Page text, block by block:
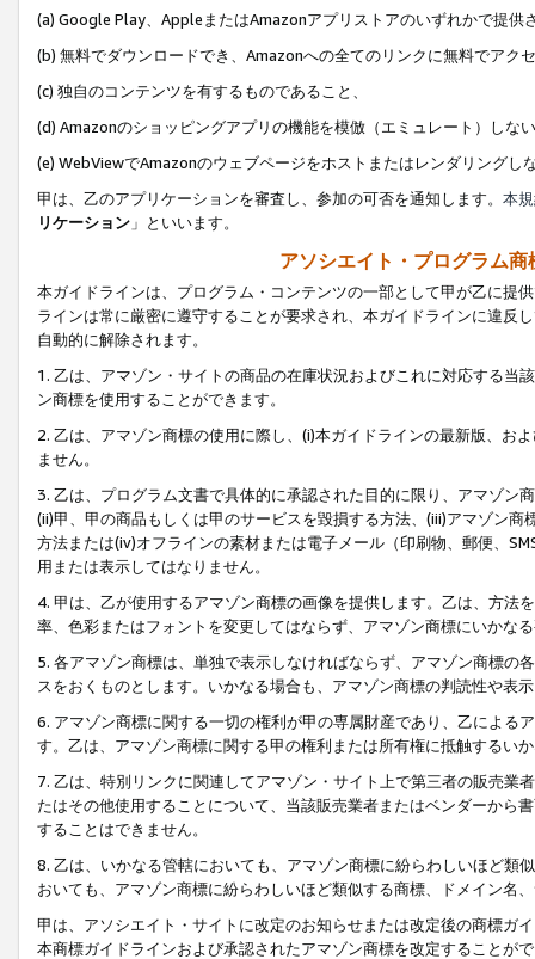
(a) Google Play、AppleまたはAmazonアプリストアのいずれかで提供
(b) 無料でダウンロードでき、Amazonへの全てのリンクに無料でアク
(c) 独自のコンテンツを有するものであること、
(d) Amazonのショッピングアプリの機能を模倣（エミュレート）しな
(e) WebViewでAmazonのウェブページをホストまたはレンダリングし
甲は、乙のアプリケーションを審査し、参加の可否を通知します。 本
リケーション 」といいます。
アソシエイト・プログラム
本ガイドラインは、プログラム・コンテンツの一部として甲が乙に提
ラインは常に厳密に遵守することが要求され、本ガイドラインに違反
自動的に解除されます。
1. 乙は、アマゾン・サイトの商品の在庫状況およびこれに対応する
ン商標を使用することができます。
2. 乙は、アマゾン商標の使用に際し、(i)本ガイドラインの最新版、お
ません。
3. 乙は、プログラム文書で具体的に承認された目的に限り、アマゾン
(ii)甲、甲の商品もしくは甲のサービスを毀損する方法、(iii)アマゾン
方法または(iv)オフラインの素材または電子メール（印刷物、郵便、
用または表示してはなりません。
4. 甲は、乙が使用するアマゾン商標の画像を提供します。乙は、方
率、色彩またはフォントを変更してはならず、アマゾン商標にいかな
5. 各アマゾン商標は、単独で表示しなければならず、アマゾン商標
スをおくものとします。いかなる場合も、アマゾン商標の判読性や表
6. アマゾン商標に関する一切の権利が甲の専属財産であり、乙による
す。乙は、アマゾン商標に関する甲の権利または所有権に抵触するい
7. 乙は、特別リンクに関連してアマゾン・サイト上で第三者の販売
たはその他使用することについて、当該販売業者またはベンダーから
することはできません。
8. 乙は、いかなる管轄においても、アマゾン商標に紛らわしいほど類
おいても、アマゾン商標に紛らわしいほど類似する商標、ドメイン名
甲は、アソシエイト・サイトに改定のお知らせまたは改定後の商標ガ
本商標ガイドラインおよび承認されたアマゾン商標を改定することが